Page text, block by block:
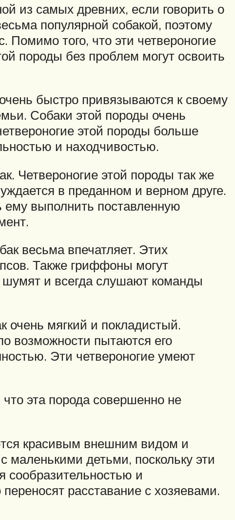
из самых древних, если говорить о
популярной собакой, поэтому
Помимо того, что эти четвероногие
породы без проблем могут освоить
быстро привязываются к своему
Собаки этой породы очень
этой породы больше
и находчивостью.
Четвероногие этой породы так же
в преданном и верном друге.
ему выполнить поставленную
весьма впечатляет. Этих
Также гриффоны могут
шумят и всегда слушают команды
очень мягкий и покладистый.
возможности пытаются его
Эти четвероногие умеют
эта порода совершенно не
красивым внешним видом и
маленькими детьми, поскольку эти
сообразительностью и
расставание с хозяевами.